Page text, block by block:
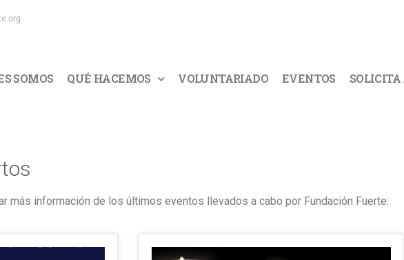
SOMOS QUÉ HACEMOS VOLUNTARIADO EVENTOS
más información de los últimos eventos llevados a cabo por Fundación Fuerte: